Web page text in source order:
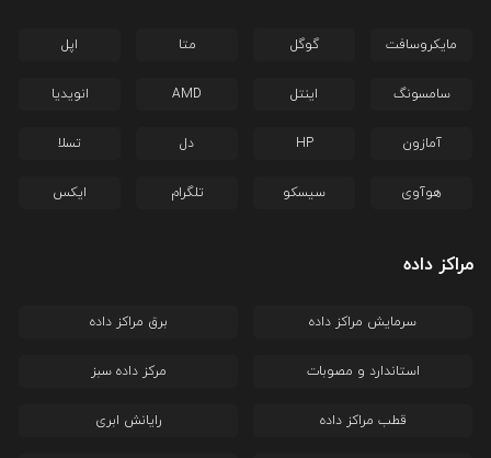
مایکروسافت گوگل متا اپل
سامسونگ اینتل AMD انویدیا
آمازون HP دل تسلا
هوآوی سیسکو تلگرام ایکس
مراکز داده
سرمایش مراکز داده برق مراکز داده
استاندارد و مصوبات مرکز داده سبز
قطب مراکز داده رایانش ابری